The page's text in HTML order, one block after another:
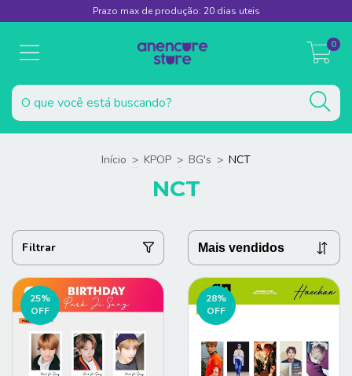
Prazo max de produção: 20 dias uteis
0
Início > KPOP > BG's > NCT
NCT
Filtrar
25%
OFF
28%
OFF